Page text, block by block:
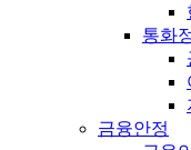
통화
금융안정